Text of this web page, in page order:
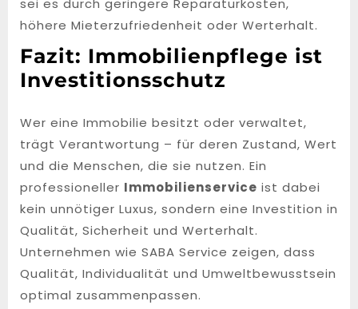
sei es durch geringere Reparaturkosten,
höhere Mieterzufriedenheit oder Werterhalt.
Fazit: Immobilienpflege ist
Investitionsschutz
Wer eine Immobilie besitzt oder verwaltet,
trägt Verantwortung – für deren Zustand, Wert
und die Menschen, die sie nutzen. Ein
professioneller Immobilienservice ist dabei
kein unnötiger Luxus, sondern eine Investition in
Qualität, Sicherheit und Werterhalt.
Unternehmen wie SABA Service zeigen, dass
Qualität, Individualität und Umweltbewusstsein
optimal zusammenpassen.